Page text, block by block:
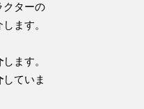
クターの
ます。
します。
していま